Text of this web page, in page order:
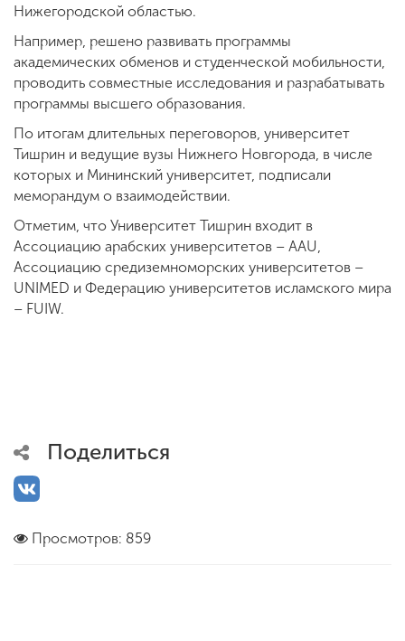
Нижегородской областью.
Например, решено развивать программы
академических обменов и студенческой мобильности,
проводить совместные исследования и разрабатывать
программы высшего образования.
По итогам длительных переговоров, университет
Тишрин и ведущие вузы Нижнего Новгорода, в числе
которых и Мининский университет, подписали
меморандум о взаимодействии.
Отметим, что Университет Тишрин входит в
Ассоциацию арабских университетов – AAU,
Ассоциацию средиземноморских университетов –
UNIMED и Федерацию университетов исламского мира
– FUIW.
Поделиться
Просмотров: 859